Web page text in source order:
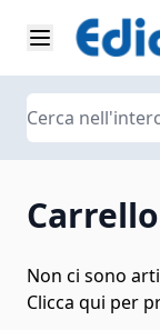
Salta al contenuto
Search
Carrello
Non ci sono
Clicca qui per